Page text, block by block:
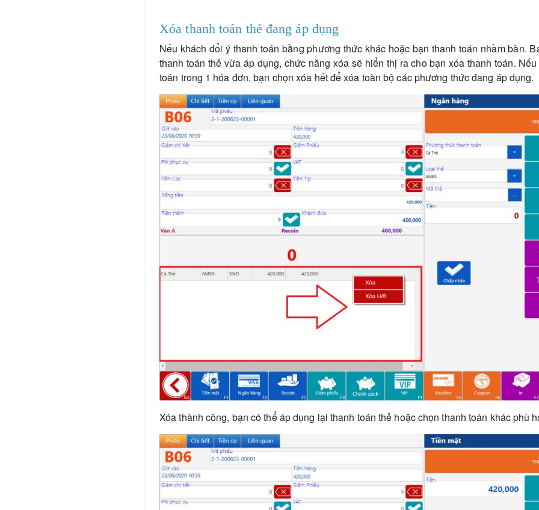
Xóa thanh toán thẻ đang áp dụng
Nếu khách đổi ý thanh toán bằng phương thức khác hoặc bạn thanh toán nhầm bàn.
thanh toán thẻ vừa áp dụng, chức năng xóa sẽ hiển thị ra cho bạn xóa thanh toán.
toán trong 1 hóa đơn, bạn chọn xóa hết để xóa toàn bộ các phương thức đang áp dụng.
Xóa thành công, bạn có thể áp dụng lại thanh toán thẻ hoặc chọn thanh toán khác phù